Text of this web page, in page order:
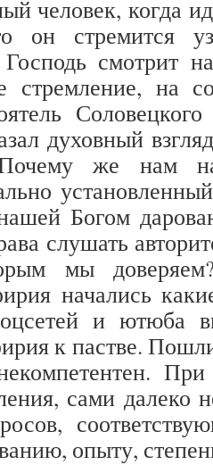
человек, когда
он стремится
Господь смотрит
стремление, на
духовный
же нам
Богом
слушать
мы
начались
и ютюба
к пастве.
сами далеко
опыту,